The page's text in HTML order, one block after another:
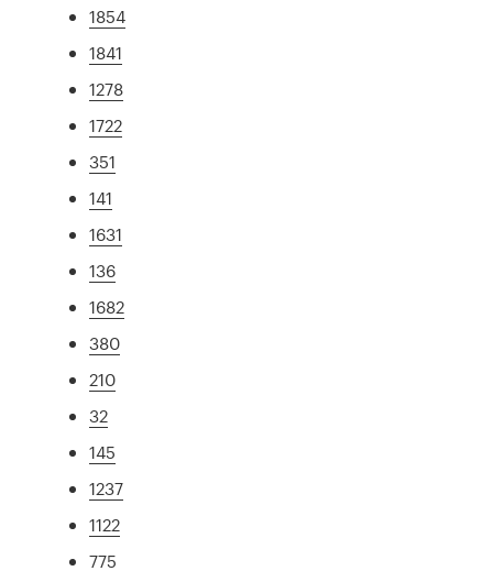
1854
1841
1278
1722
351
141
1631
136
1682
380
210
32
145
1237
1122
775